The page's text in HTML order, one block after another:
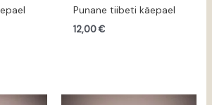
Punane tiibeti käepael
12,00€